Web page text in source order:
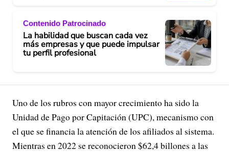
Contenido Patrocinado
La habilidad que buscan cada vez
más empresas y que puede impulsar
tu perfil profesional
Uno de los rubros con mayor crecimiento ha sido la
Unidad de Pago por Capitación (UPC), mecanismo con
el que se financia la atención de los afiliados al sistema.
Mientras en 2022 se reconocieron $62,4 billones a las